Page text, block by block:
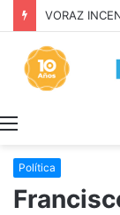
Inquilinos
Política